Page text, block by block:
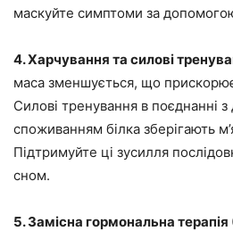
маскуйте симптоми за
4. Харчування та силові
маса зменшується, що
Силові тренування в поєднанні з
споживанням білка зберігають
Підтримуйте ці зусилля
сном.
5. Замісна гормональна